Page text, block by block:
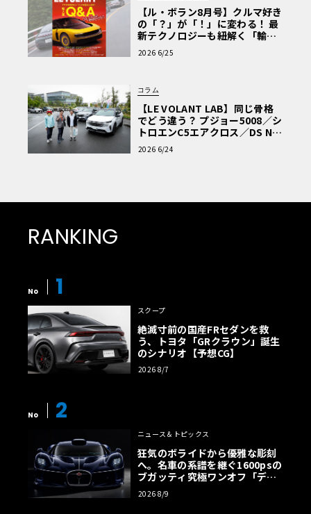
【ル・ボラン8月号】クルマ好き
の「？」が「！」に変わる！ 最
新テクノロジーも紐解く「輸入
車Q&A」
2026 6/25
コラム
【LE VOLANT LAB】同じ骨格
でどう違う？ プジョー5008／シ
トロエンC5エアクロス／DS Nº4
読者一気乗りレポート
2026 6/24
RANKING
No 1
スクープ
絶滅寸前の国産FRセダンを救
う、トヨタ「GRクラウン」誕生
のシナリオ【予想CG】
2026 8/7
No 2
ニュース＆トピックス
狂気のボライドから優雅な彫刻
へ。名車の系譜を継ぐ1600psの
ブガッティ究極ワンオフ「デス
トリエ」
2026 8/9